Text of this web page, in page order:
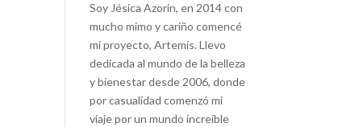
Soy Jésica Azorin, en 2014 con
mucho mimo y cariño comencé
mi proyecto, Artemis. Llevo
dedicada al mundo de la belleza
y bienestar desde 2006, donde
por casualidad comenzó mi
viaje por un mundo increíble